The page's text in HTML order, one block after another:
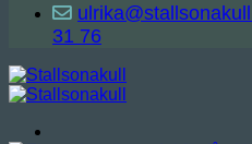
31 76